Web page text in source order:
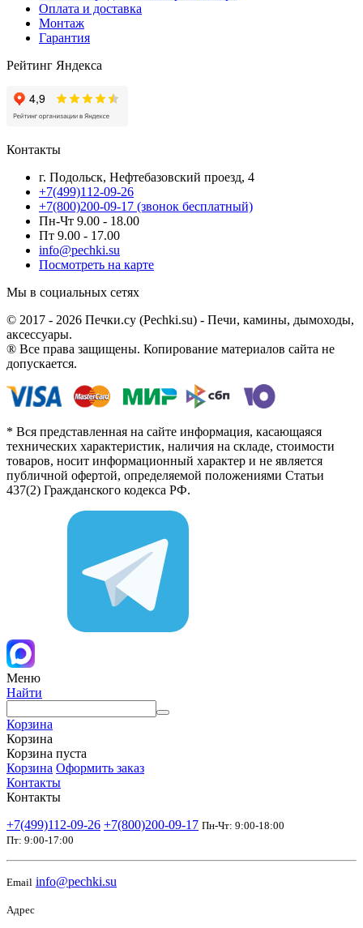
Оплата и доставка
Монтаж
Гарантия
Рейтинг Яндекса
Контакты
г. Подольск, Нефтебазовский проезд, 4
+7(499)112-09-26
+7(800)200-09-17 (звонок бесплатный)
Пн-Чт 9.00 - 18.00
Пт 9.00 - 17.00
info@pechki.su
Посмотреть на карте
Мы в социальных сетях
© 2017 - 2026 Печки.су (Pechki.su) - Печи, камины, дымоходы,
аксессуары.
® Все права защищены. Копирование материалов сайта не
допускается.
* Вся представленная на сайте информация, касающаяся
технических характеристик, наличия на складе, стоимости
товаров, носит информационный характер и не является
публичной офертой, определяемой положениями Статьи
437(2) Гражданского кодекса РФ.
Меню
Найти
Корзина
Корзина
Корзина пуста
Корзина Оформить заказ
Контакты
Контакты
+7(499)112-09-26 +7(800)200-09-17 Пн-Чт: 9:00-18:00
Пт: 9:00-17:00
Email info@pechki.su
Адрес